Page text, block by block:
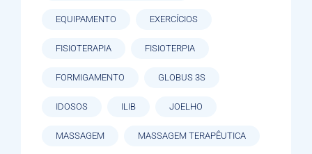
EQUIPAMENTO EXERCÍCIOS
FISIOTERAPIA FISIOTERPIA
FORMIGAMENTO GLOBUS 3S
IDOSOS ILIB JOELHO
MASSAGEM MASSAGEM TERAPÊUTICA